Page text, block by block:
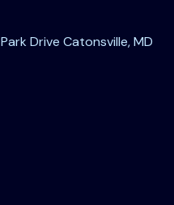
Drive Catonsville, MD